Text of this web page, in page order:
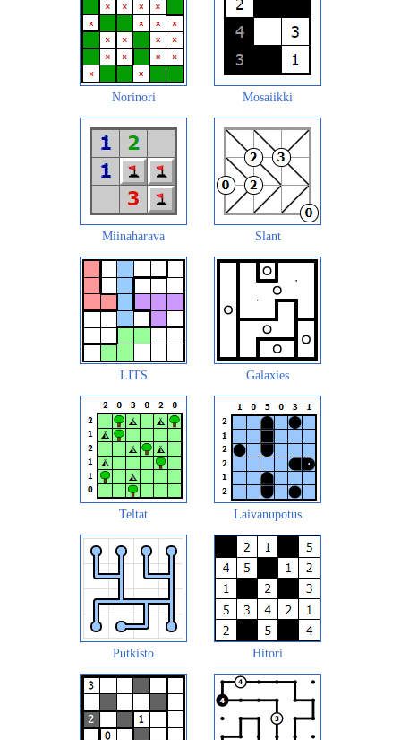
Norinori Mosaiikki
Miinaharava Slant
LITS Galaxies
Teltat Laivanupotus
Putkisto Hitori